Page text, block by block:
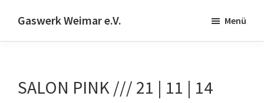
main
Fußzeile
springen
Gaswerk Weimar e.V.
|
Menü
SALON PINK /// 21 | 11 | 14